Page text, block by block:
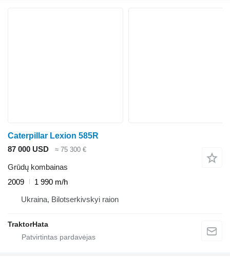
Caterpillar Lexion 585R
87 000 USD
≈ 75 300 €
Grūdų kombainas
2009
1 990 m/h
Ukraina, Bilotserkivskyi raion
TraktorHata